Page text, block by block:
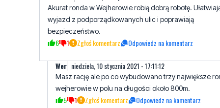
6 1 Zgłoś komentarz Odpowiedz na komentarz
Wer niedziela, 10 stycznia 2021 - 17:11:12
Masz rację ale po co wybudowano trzy największe
5 1 Zgłoś komentarz Odpowiedz na komentarz
Riven niedziela, 10 stycznia 2021 - 22:44:15
Ta kolejka linowa to jakaś utopia. Wejherowo to nie